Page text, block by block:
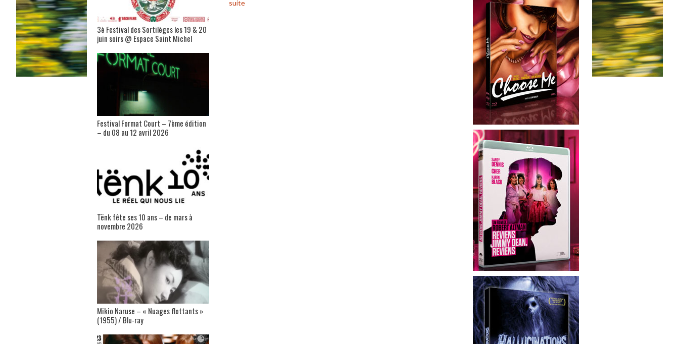
suite
3è Festival des Sortilèges les 19 & 20
juin soirs @ Espace Saint Michel
Festival Format Court – 7ème édition
– du 08 au 12 avril 2026
Tënk fête ses 10 ans – de mars à
novembre 2026
Mikio Naruse – « Nuages flottants »
(1955) / Blu-ray